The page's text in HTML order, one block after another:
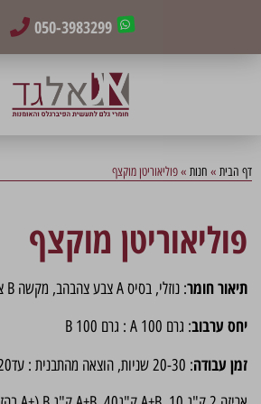
050-3983299
דף הבית » חנות »פוליאוריטן מוקצף
פוליאוריטן מוקצף
תיאור חומר: נוזלי, בסיס A צבע צהבהב, מקשה B צבע חום כהה
יחס ערבוב: גרם A 100 : גרם 100 B
זמן עבודה: 20-30 שניות, הוצאה מהתבנית : עד120 דקות, התקשות סופית כ 24 שעות